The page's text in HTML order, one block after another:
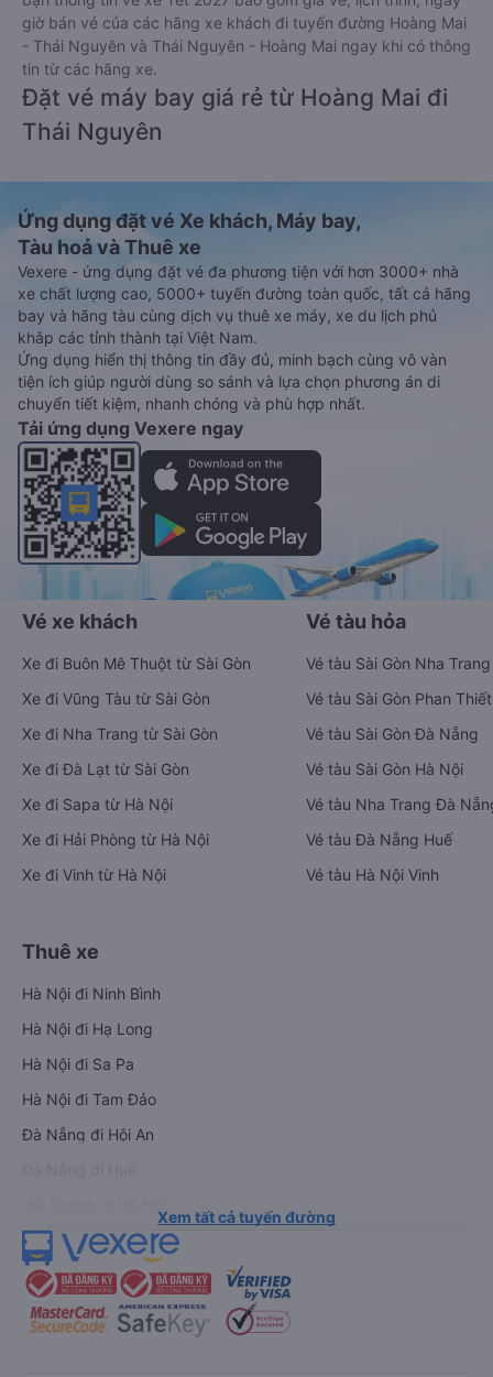
giờ bán vé của các hãng xe khách đi tuyến đường Hoàng Mai
- Thái Nguyên và Thái Nguyên - Hoàng Mai ngay khi có thông
tin từ các hãng xe.
Đặt vé máy bay giá rẻ từ Hoàng Mai đi
Thái Nguyên
Ứng dụng đặt vé Xe khách, Máy bay,
Tàu hoả và Thuê xe
Vexere - ứng dụng đặt vé đa phương tiện với hơn 3000+ nhà
xe chất lượng cao, 5000+ tuyến đường toàn quốc, tất cả hãng
bay và hãng tàu cùng dịch vụ thuê xe máy, xe du lịch phủ
khắp các tỉnh thành tại Việt Nam.
Ứng dụng hiển thị thông tin đầy đủ, minh bạch cùng vô vàn
tiện ích giúp người dùng so sánh và lựa chọn phương án di
chuyển tiết kiệm, nhanh chóng và phù hợp nhất.
Tải ứng dụng Vexere ngay
Vé xe khách
Xe đi Buôn Mê Thuột từ Sài Gòn
Xe đi Vũng Tàu từ Sài Gòn
Xe đi Nha Trang từ Sài Gòn
Xe đi Đà Lạt từ Sài Gòn
Xe đi Sapa từ Hà Nội
Xe đi Hải Phòng từ Hà Nội
Xe đi Vinh từ Hà Nội
Vé tàu hỏa
Vé tàu Sài Gòn Nha Trang
Vé tàu Sài Gòn Phan Thiết
Vé tàu Sài Gòn Đà Nẵng
Vé tàu Sài Gòn Hà Nội
Vé tàu Nha Trang Đà
Vé tàu Đà Nẵng Huế
Vé tàu Hà Nội Vinh
Thuê xe
Hà Nội đi Ninh Bình
Hà Nội đi Hạ Long
Hà Nội đi Sa Pa
Hà Nội đi Tam Đảo
Đà Nẵng đi Hội An
Xem tất cả tuyến đường